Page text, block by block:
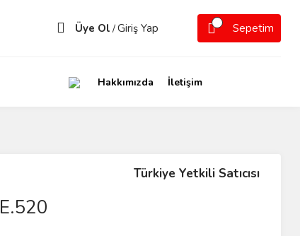
Üye Ol /Giriş Yap Sepetim
Hakkımızda İletişim
Türkiye Yetkili Satıcısı